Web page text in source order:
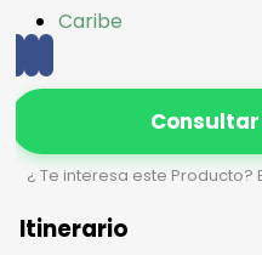
Caribe
Consultar
¿ Te interesa este Producto?